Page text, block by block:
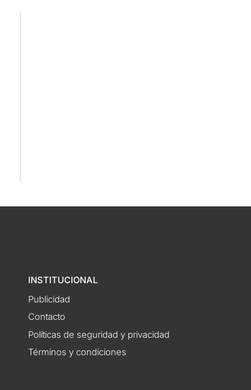
INSTITUCIONAL
Publicidad
Contacto
Políticas de seguridad y privacidad
Términos y condiciones